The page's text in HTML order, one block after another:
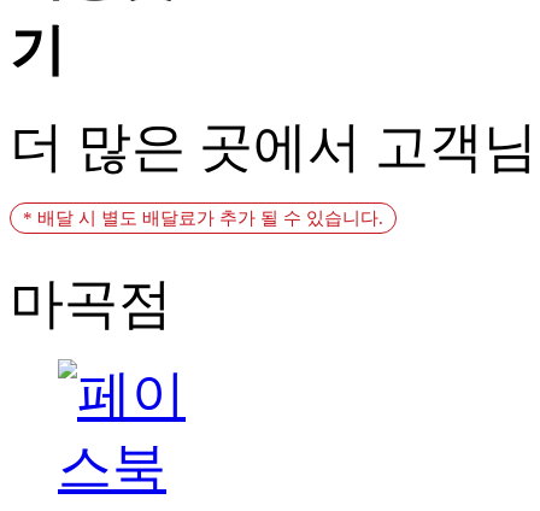
더 많은 곳에서 고객
* 배달 시 별도 배달료가 추가 될 수 있습니다.
마곡점